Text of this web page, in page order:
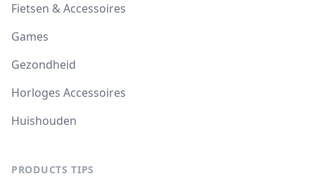
Fietsen & Accessoires
Games
Gezondheid
Horloges Accessoires
Huishouden
PRODUCTS TIPS